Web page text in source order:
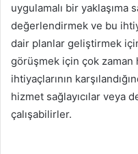
uygulamalı bir yaklaşıma
değerlendirmek ve bu
dair planlar geliştirmek
görüşmek için çok zaman
ihtiyaçlarının
hizmet sağlayıcılar veya
çalışabilirler.